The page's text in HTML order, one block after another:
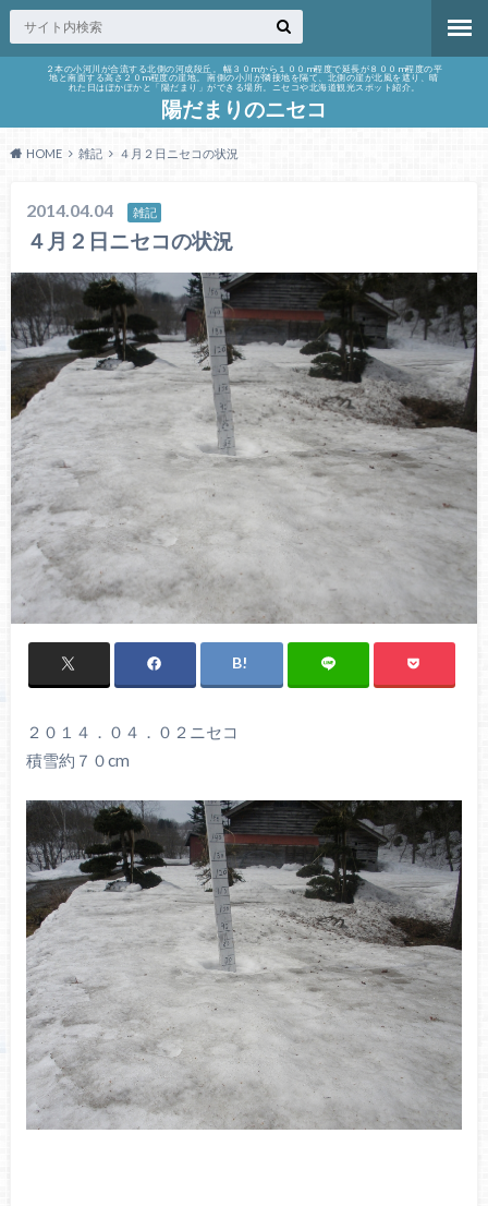
２本の小河川が合流する北側の河成段丘。 幅３０mから１００m程度で延長が８００m程度の平
地と南面する高さ２０m程度の崖地。 南側の小川が隣接地を隔て、北側の崖が北風を遮り、晴
れた日はぽかぽかと「陽だまり」ができる場所。ニセコや北海道観光スポット紹介。
陽だまりのニセコ
HOME 雑記 ４月２日ニセコの状況
2014.04.04 雑記
４月２日ニセコの状況
２０１４．０４．０２ニセコ
積雪約７０cm